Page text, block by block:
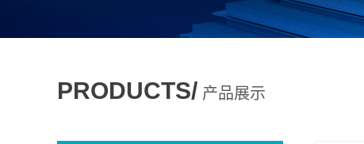
PRODUCTS/ 产品展示